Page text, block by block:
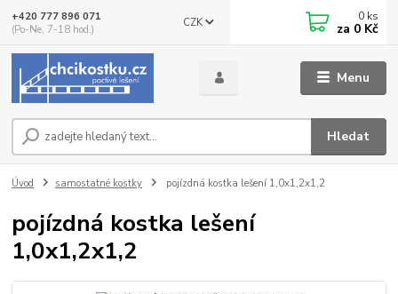
Menu
CZK
Hledat
+420 777 896 071
(Po-Ne, 7-18 hod.)
0 ks
za 0 Kč
Úvod samostatné kostky pojízdná kostka lešení 1,0x1,2x1,2
pojízdná kostka lešení
1,0x1,2x1,2